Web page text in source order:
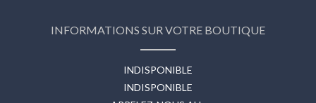
INFORMATIONS SUR VOTRE BOUTIQUE
INDISPONIBLE
INDISPONIBLE